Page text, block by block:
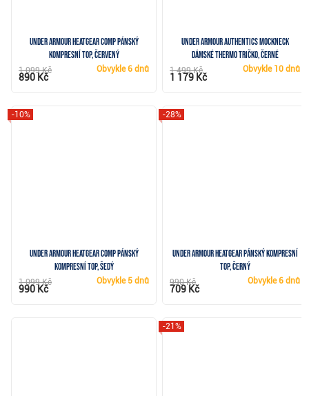
Under Armour HeatGear Comp pánský
kompresní top, červený
Obvykle6 dnů
1 099 Kč
890 Kč
Under Armour Authentics Mockneck
dámské thermo tričko, černé
Obvykle 10 dnů
1 499 Kč
1 179 Kč
Under Armour HeatGear Comp pánský
kompresní top, šedý
-10%
Obvykle 5 dnů
1 099 Kč
990 Kč
Under Armour HeatGear pánský kompresní
top, černý
-28%
Obvykle6 dnů
990 Kč
709 Kč
-21%